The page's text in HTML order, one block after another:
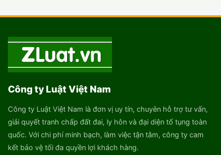
Công ty Luật Việt Nam
Công ty Luật Việt Nam là đơn vị uy tín, chuyên hỗ trợ tư vấn,
giải quyết tranh chấp đất đai, ly hôn và đại diện tố tụng toàn
quốc. Với chi phí minh bạch, làm việc tận tâm, công ty cam
kết bảo vệ tối đa quyền lợi khách hàng.